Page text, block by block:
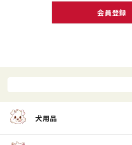
会員登録
犬用品